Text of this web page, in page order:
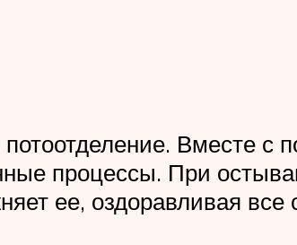
Вместе с
процессы. При
ее, оздоравливая все